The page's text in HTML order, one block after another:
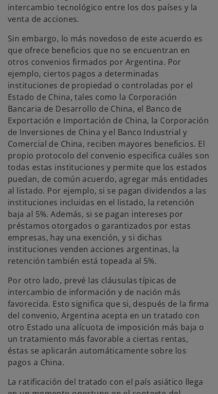
intercambio tecnológico entre los dos países y la
venta de acciones.
Sin embargo, lo más novedoso de este acuerdo es
que ofrece beneficios que no se encuentran en
otros convenios firmados por Argentina. Por
ejemplo, ciertos pagos a determinadas
instituciones de propiedad o controladas por el
Estado de China, tales como la Corporación
Bancaria de Desarrollo de China, el Banco de
Exportación e Importación de China, la Corporación
de Inversiones de China y el Banco Industrial y
Comercial de China, reciben mayores beneficios. El
propio protocolo del convenio especifica cuáles son
todas estas instituciones y permite que los estados
puedan, de común acuerdo, agregar más entidades
al listado. Por ejemplo, si se pagan dividendos a las
instituciones incluidas en el listado, la retención
baja al 5%. Además, si se pagan intereses por
préstamos otorgados o garantizados por estas
empresas, hay una exención, y si dichas
instituciones venden acciones argentinas, la
retención también está topeada al 5%.
Por otro lado, prevé las cláusulas típicas de
intercambio de información y de nación más
favorecida. Esto significa que si, después de la firma
del convenio, Argentina acepta en un tratado con
otro Estado una alícuota de imposición más baja o
un tratamiento más favorable a ciertas rentas,
éstas se aplicarán automáticamente sobre los
pagos a China.
La ratificación del tratado con el país asiático llega